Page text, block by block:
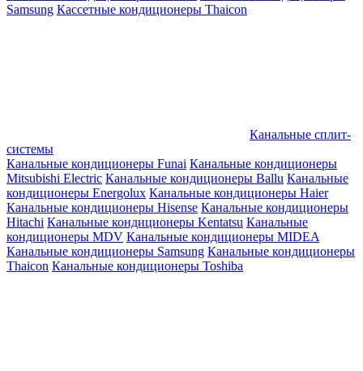
Samsung Кассетные кондиционеры Thaicon
Канальные сплит-
системы
Канальные кондиционеры Funai Канальные кондиционеры
Mitsubishi Electric Канальные кондиционеры Ballu Канальные
кондиционеры Energolux Канальные кондиционеры Haier
Канальные кондиционеры Hisense Канальные кондиционеры
Hitachi Канальные кондиционеры Kentatsu Канальные
кондиционеры MDV Канальные кондиционеры MIDEA
Канальные кондиционеры Samsung Канальные кондиционеры
Thaicon Канальные кондиционеры Toshiba